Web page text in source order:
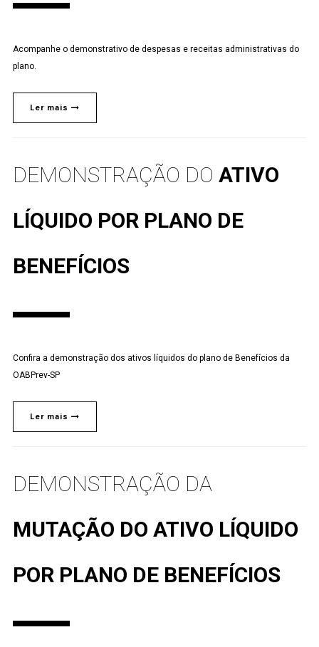
Acompanhe o demonstrativo de despesas e receitas administrativas do
plano.
Ler mais
DEMONSTRAÇÃO DO ATIVO
LÍQUIDO POR PLANO DE
BENEFÍCIOS
Confira a demonstração dos ativos líquidos do plano de Benefícios da
OABPrev-SP
Ler mais
DEMONSTRAÇÃO DA
MUTAÇÃO DO ATIVO LÍQUIDO
POR PLANO DE BENEFÍCIOS